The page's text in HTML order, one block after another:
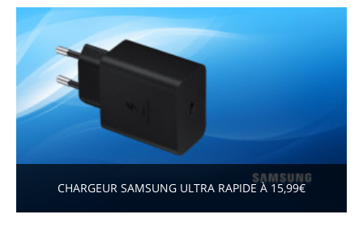
CHARGEUR SAMSUNG ULTRA RAPIDE À 15,99€